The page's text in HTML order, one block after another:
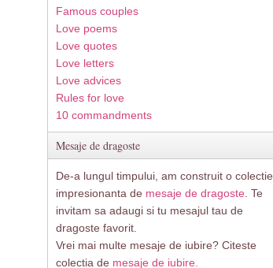
Famous couples
Love poems
Love quotes
Love letters
Love advices
Rules for love
10 commandments
Mesaje de dragoste
De-a lungul timpului, am construit o colectie
impresionanta de mesaje de dragoste . Te
invitam sa adaugi si tu mesajul tau de
dragoste favorit.
Vrei mai multe mesaje de iubire? Citeste
colectia de mesaje de iubire.